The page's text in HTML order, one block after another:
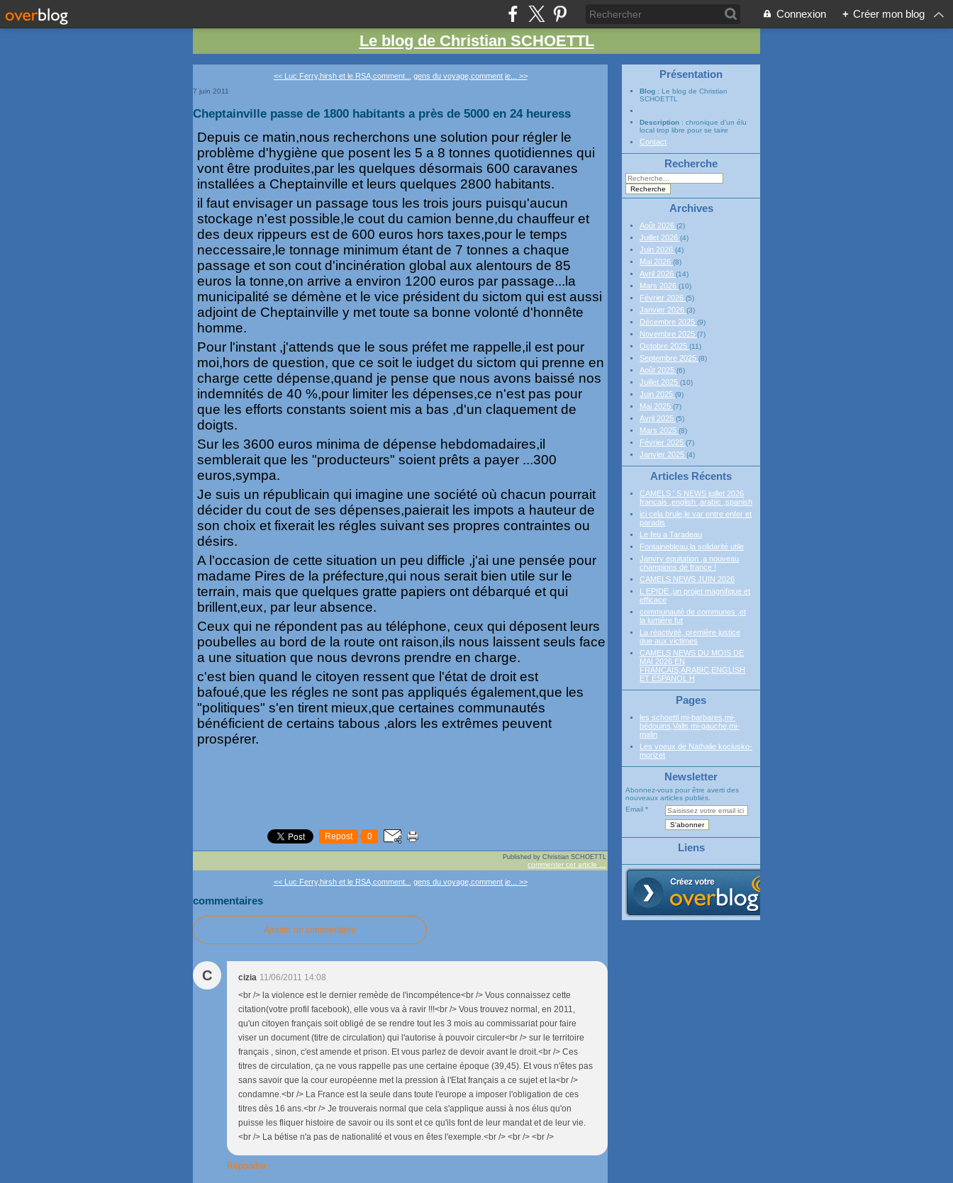
Connexion + Créer mon blog
Le blog de Christian SCHOETTL
<< Luc Ferry,hirsh et le RSA,comment... gens du voyage,comment je... >>
7 juin 2011
Cheptainville passe de 1800 habitants a près de 5000 en 24 heuress
Depuis ce matin,nous recherchons une solution pour régler le
problème d'hygiène que posent les 5 a 8 tonnes quotidiennes qui
vont être produites,par les quelques désormais 600 caravanes
installées a Cheptainville et leurs quelques 2800 habitants.
il faut envisager un passage tous les trois jours puisqu'aucun
stockage n'est possible,le cout du camion benne,du chauffeur et
des deux rippeurs est de 600 euros hors taxes,pour le temps
neccessaire,le tonnage minimum étant de 7 tonnes a chaque
passage et son cout d'incinération global aux alentours de 85
euros la tonne,on arrive a environ 1200 euros par passage...la
municipalité se démène et le vice président du sictom qui est aussi
adjoint de Cheptainville y met toute sa bonne volonté d'honnête
homme.
Pour l'instant ,j'attends que le sous préfet me rappelle,il est pour
moi,hors de question, que ce soit le iudget du sictom qui prenne en
charge cette dépense,quand je pense que nous avons baissé nos
indemnités de 40 %,pour limiter les dépenses,ce n'est pas pour
que les efforts constants soient mis a bas ,d'un claquement de
doigts.
Sur les 3600 euros minima de dépense hebdomadaires,il
semblerait que les "producteurs" soient prêts a payer ...300
euros,sympa.
Je suis un républicain qui imagine une société où chacun pourrait
décider du cout de ses dépenses,paierait les impots a hauteur de
son choix et fixerait les régles suivant ses propres contraintes ou
désirs.
A l'occasion de cette situation un peu difficle ,j'ai une pensée pour
madame Pires de la préfecture,qui nous serait bien utile sur le
terrain, mais que quelques gratte papiers ont débarqué et qui
brillent,eux, par leur absence.
Ceux qui ne répondent pas au téléphone, ceux qui déposent leurs
poubelles au bord de la route ont raison,ils nous laissent seuls face
a une situation que nous devrons prendre en charge.
c'est bien quand le citoyen ressent que l'état de droit est
bafoué,que les régles ne sont pas appliqués également,que les
"politiques" s'en tirent mieux,que certaines communautés
bénéficient de certains tabous ,alors les extrêmes peuvent
prospérer.
Repost 0
Published by Christian SCHOETTL
commenter cet article
<< Luc Ferry,hirsh et le RSA,comment... gens du voyage,comment je... >>
commentaires
Ajouter un commentaire
C cizia 11/06/2011 14:08
<br /> la violence est le dernier remède de l'incompétence<br /> Vous connaissez cette
citation(votre profil facebook), elle vous va à ravir !!!<br /> Vous trouvez normal, en 2011,
qu'un citoyen français soit obligé de se rendre tout les 3 mois au commissariat pour faire
viser un document (titre de circulation) qui l'autorise à pouvoir circuler<br /> sur le territoire
français , sinon, c'est amende et prison. Et vous parlez de devoir avant le droit.<br /> Ces
titres de circulation, ça ne vous rappelle pas une certaine époque (39,45). Et vous n'êtes pas
sans savoir que la cour européenne met la pression à l'Etat français a ce sujet et la<br />
condamne.<br /> La France est la seule dans toute l'europe a imposer l'obligation de ces
titres dès 16 ans.<br /> Je trouverais normal que cela s'applique aussi à nos élus qu'on
puisse les fliquer histoire de savoir ou ils sont et ce qu'ils font de leur mandat et de leur vie.
<br /> La bétise n'a pas de nationalité et vous en êtes l'exemple.<br /> <br /> <br />
Répondre
Présentation
Blog : Le blog de Christian
SCHOETTL
Description : chronique d'un élu
local trop libre pour se taire
Contact
Recherche
Archives
Août 2026 (2)
Juillet 2026 (4)
Juin 2026 (4)
Mai 2026 (8)
Avril 2026 (14)
Mars 2026 (10)
Février 2026 (5)
Janvier 2026 (3)
Décembre 2025 (9)
Novembre 2025 (7)
Octobre 2025 (11)
Septembre 2025 (8)
Août 2025 (6)
Juillet 2025 (10)
Juin 2025 (9)
Mai 2025 (7)
Avril 2025 (5)
Mars 2025 (8)
Février 2025 (7)
Janvier 2025 (4)
Articles Récents
CAMELS ' S NEWS juillet 2026
francais ,english ,arabic ,spanish
ici cela brule,le var entre enfer et
paradis
Le feu a Taradeau
Fontainebleau,la solidarité utile
Janvry equitation ,a nouveau
champions de france !
CAMELS NEWS JUIN 2026
L EPIDE ,un projet magnifique et
efficace
communauté de communes ,et
la lumière fut
La réactivité, première justice
due aux victimes
CAMELS NEWS DU MOIS DE
MAI 2026 EN
FRANCAIS,ARABIC,ENGLISH
ET ESPANOL H
Pages
les schoettl mi-barbares,mi-
bédouins,Valls,mi-gauche,mi-
malin
Les voeux de Nathalie kociusko-
morizet
Newsletter
Abonnez-vous pour être averti des
nouveaux articles publiés.
Email
Liens